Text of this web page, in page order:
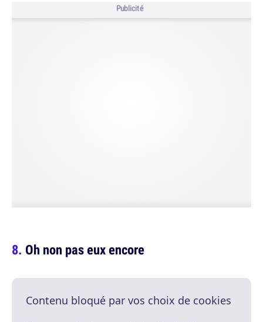
Publicité
Oh non pas eux encore
Contenu bloqué par vos choix de cookies